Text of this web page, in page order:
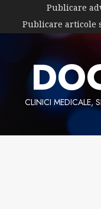
content
Publicare
Publicare articole
CLINICI MEDICALE,